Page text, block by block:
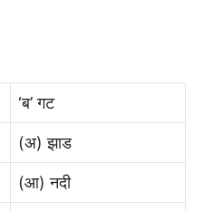
‘ब’ गट
(अ) झाड
(आ) नदी